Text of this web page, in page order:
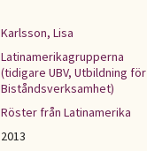
Karlsson, Lisa
Latinamerikagrupperna
(tidigare UBV, Utbildning för
Biståndsverksamhet)
Röster från Latinamerika
2013